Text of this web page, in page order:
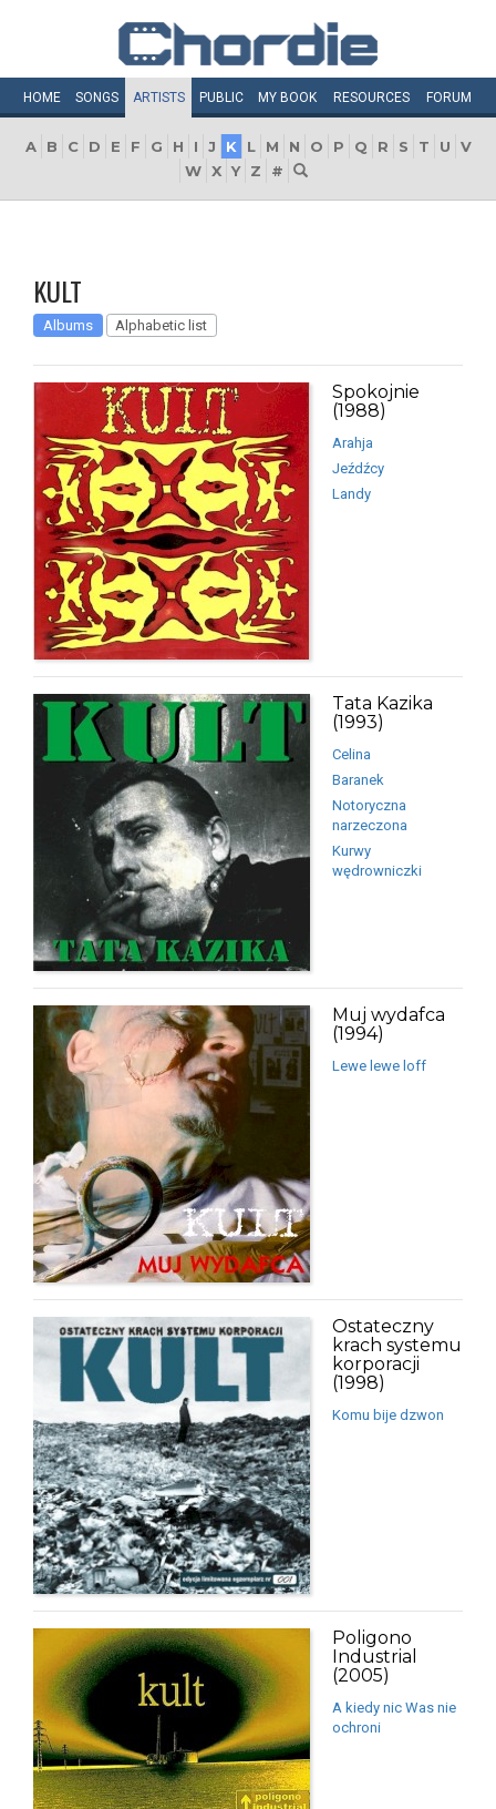
HOME SONGS ARTISTS PUBLIC MY BOOK RESOURCES FORUM
A B C D E F G H I J K L M N O P Q R S T U
V
W X Y Z #
KULT
Albums Alphabetic list
Spokojnie
(1988)
Arahja
Jeźdźcy
Landy
Tata Kazika
(1993)
Celina
Baranek
Notoryczna
narzeczona
Kurwy
wędrowniczki
Muj wydafca
(1994)
Lewe lewe loff
Ostateczny
krach systemu
korporacji
(1998)
Komu bije dzwon
Poligono
Industrial
(2005)
A kiedy nic Was nie
ochroni